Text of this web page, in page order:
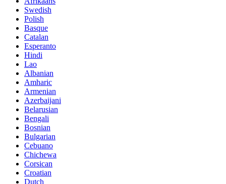
Swedish
Polish
Basque
Catalan
Esperanto
Hindi
Lao
Albanian
Amharic
Armenian
Azerbaijani
Belarusian
Bengali
Bosnian
Bulgarian
Cebuano
Chichewa
Corsican
Croatian
Dutch